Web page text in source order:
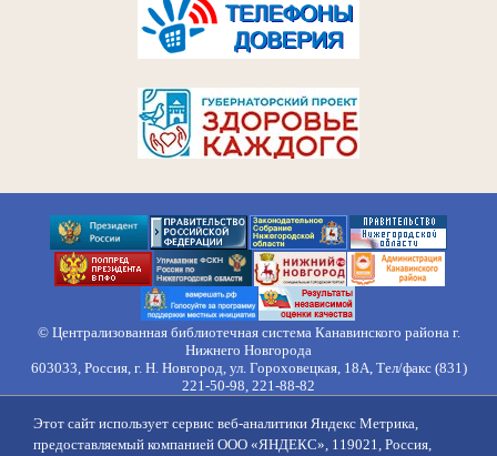
© Централизованная библиотечная система Канавинского района г.
Нижнего Новгорода
603033, Россия, г. Н. Новгород, ул. Гороховецкая, 18А, Тел/факс (831)
221-50-98, 221-88-82
Контакты Противодействие коррупции
Противодействие
Этот сайт использует сервис веб-аналитики Яндекс Метрика,
предоставляемый компанией ООО «ЯНДЕКС», 119021, Россия,